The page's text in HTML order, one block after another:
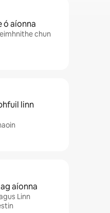
ó aíonna
chun
linn
aíonna
Linn